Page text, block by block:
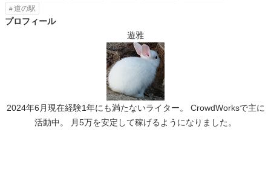
道の駅
プロフィール
遊雅
2024年6月現在経験1年にも満たないライター。 CrowdWorksで主に
活動中。 月5万を安定して稼げるようになりました。